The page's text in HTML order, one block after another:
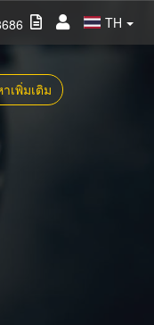
TH
เพิ่มเติม